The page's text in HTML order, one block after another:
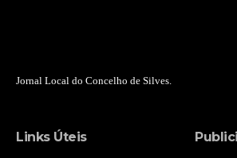
Jornal Local do Concelho de Silves.
Links Úteis